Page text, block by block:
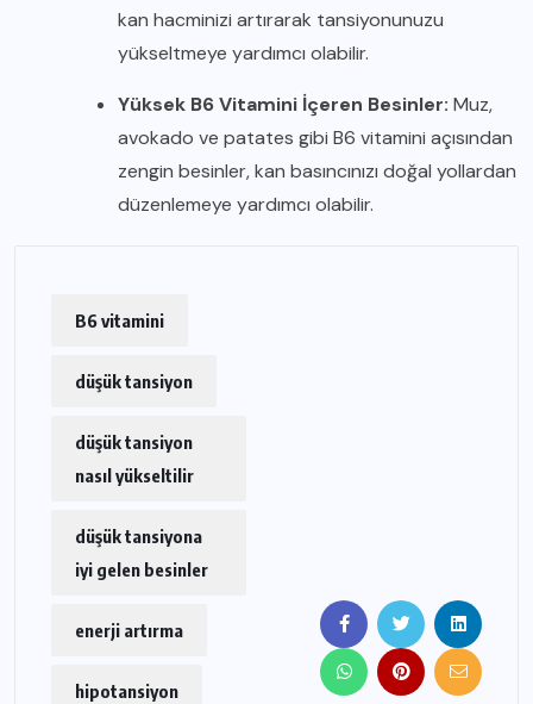
kan hacminizi artırarak tansiyonunuzu
yükseltmeye yardımcı olabilir.
Yüksek B6 Vitamini İçeren Besinler: Muz,
avokado ve patates gibi B6 vitamini açısından
zengin besinler, kan basıncınızı doğal yollardan
düzenlemeye yardımcı olabilir.
B6 vitamini
düşük tansiyon
düşük tansiyon
nasıl yükseltilir
düşük tansiyona
iyi gelen besinler
enerji artırma
hipotansiyon